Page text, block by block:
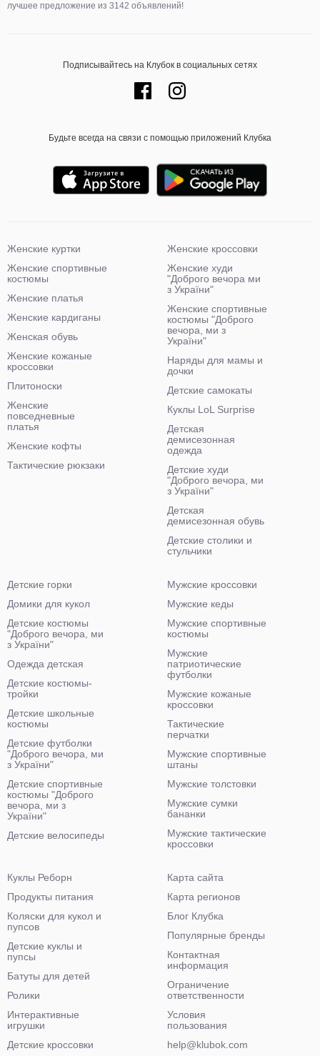
лучшее предложение из 3142 объявлений!
Подписывайтесь на Клубок в социальных сетях
Будьте всегда на связи с помощью приложений Клубка
Женские куртки
Женские спортивные
костюмы
Женские платья
Женские кардиганы
Женская обувь
Женские кожаные
кроссовки
Плитоноски
Женские
повседневные
платья
Женские кофты
Тактические рюкзаки
Женские кроссовки
Женские худи
"Доброго вечора ми
з України"
Женские спортивные
костюмы "Доброго
вечора, ми з
України"
Наряды для мамы и
дочки
Детские самокаты
Куклы LoL Surprise
Детская
демисезонная
одежда
Детские худи
"Доброго вечора, ми
з України"
Детская
демисезонная обувь
Детские столики и
стульчики
Детские горки
Домики для кукол
Детские костюмы
"Доброго вечора, ми
з України"
Одежда детская
Детские костюмы-
тройки
Детские школьные
костюмы
Детские футболки
"Доброго вечора, ми
з України"
Детские спортивные
костюмы "Доброго
вечора, ми з
України"
Детские велосипеды
Мужские кроссовки
Мужские кеды
Мужские спортивные
костюмы
Мужские
патриотические
футболки
Мужские кожаные
кроссовки
Тактические
перчатки
Мужские спортивные
штаны
Мужские толстовки
Мужские сумки
бананки
Мужские тактические
кроссовки
Куклы Реборн
Продукты питания
Коляски для кукол и
пупсов
Детские куклы и
пупсы
Батуты для детей
Ролики
Интерактивные
игрушки
Детские кроссовки
Карта сайта
Карта регионов
Блог Клубка
Популярные бренды
Контактная
информация
Ограничение
ответственности
Условия
пользования
help@klubok.com